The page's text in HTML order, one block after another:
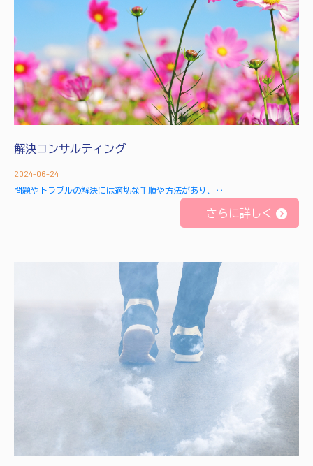
解決コンサルティング
2024-06-24
問題やトラブルの解決には適切な手順や方法があり、‥
さらに詳しく